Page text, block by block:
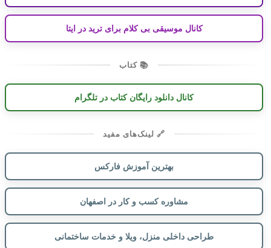
کانال موسیقی بی کلام برای ترید در ایتا
📚 کتاب
کانال دانلود رایگان کتاب در تلگرام
🔗 لینک‌های مفید
بهترین آموزش فارکس
مشاوره کسب و کار در اصفهان
طراحی داخلی منزل، ویلا و خدمات ساختمانی